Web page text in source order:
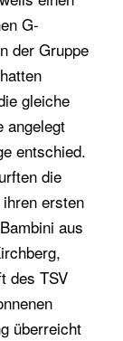
G-
der Gruppe
gleiche
angelegt
entschied.
die
ersten
aus
des TSV
überreicht